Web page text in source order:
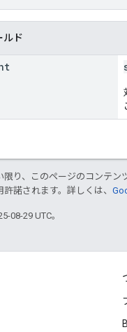
ルド
限り、このページのコンテン
許諾されます。詳しくは、
08-29 UTC。